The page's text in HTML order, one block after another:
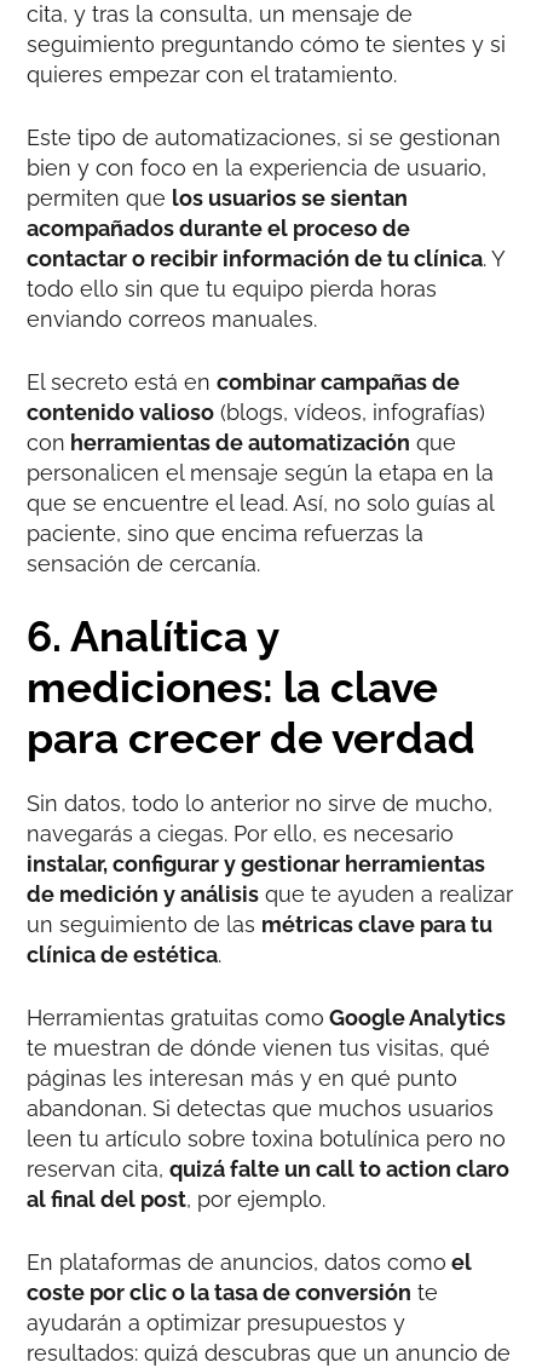
cita, y tras la consulta, un mensaje de
seguimiento preguntando cómo te sientes y si
quieres empezar con el tratamiento.
Este tipo de automatizaciones, si se gestionan
bien y con foco en la experiencia de usuario,
permiten que los usuarios se sientan
acompañados durante el proceso de
contactar o recibir información de tu clínica. Y
todo ello sin que tu equipo pierda horas
enviando correos manuales.
El secreto está encombinar campañas de
contenido valioso (blogs, vídeos, infografías)
con herramientas de automatización que
personalicen el mensaje según la etapa en la
que se encuentre el lead. Así, no solo guías al
paciente, sino que encima refuerzas la
sensación de cercanía.
6. Analítica y
mediciones: la clave
para crecer de verdad
Sin datos, todo lo anterior no sirve de mucho,
navegarás a ciegas. Por ello, es necesario
instalar, configurar y gestionar herramientas
de medición y análisis que te ayuden a realizar
un seguimiento de las métricas clave para tu
clínica de estética.
Herramientas gratuitas como Google Analytics
te muestran de dónde vienen tus visitas, qué
páginas les interesan más y en qué punto
abandonan. Si detectas que muchos usuarios
leen tu artículo sobre toxina botulínica pero no
reservan cita,quizá falte un call to action claro
al final del post, por ejemplo.
En plataformas de anuncios, datos como el
coste por clic o la tasa de conversión te
ayudarán a optimizar presupuestos y
resultados: quizá descubras que un anuncio de